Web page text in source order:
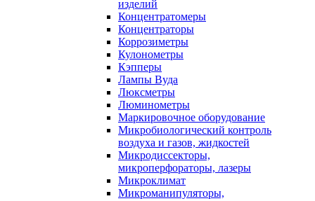
изделий
Концентратомеры
Концентраторы
Коррозиметры
Кулонометры
Кэпперы
Лампы Вуда
Люксметры
Люминометры
Маркировочное оборудование
Микробиологический контроль
воздуха и газов, жидкостей
Микродиссекторы,
микроперфораторы, лазеры
Микроклимат
Микроманипуляторы,